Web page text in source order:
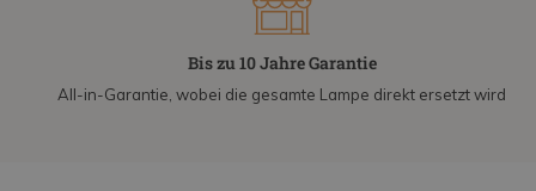
Bis zu 10 Jahre Garantie
All-in-Garantie, wobei die gesamte Lampe direkt ersetzt wird